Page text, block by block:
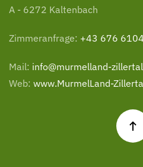
A - 6272 Kaltenbach
Zimmeranfrage: +43 676
Mail: info@murmelland-
Web: www.MurmelLand-